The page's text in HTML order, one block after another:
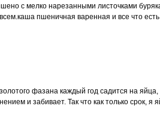
с мелко нарезанными листочками
пшеничная варенная и все что
фазана каждый год садится на
и забивает. Так что как только срок, я